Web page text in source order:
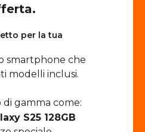
per la tua
smartphone che
modelli inclusi.
gamma come:
S25 128GB